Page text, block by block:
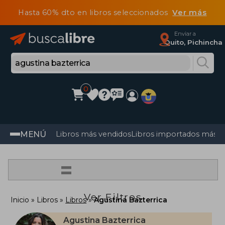
Hasta 60% dto en libros seleccionadosVer más
Enviar a
Quito, Pichincha
0
MENÚ Libros más vendidosLibros importados más
=
Ver Filtros
Inicio Libros Libros Agustina Bazterrica
Agustina Bazterrica